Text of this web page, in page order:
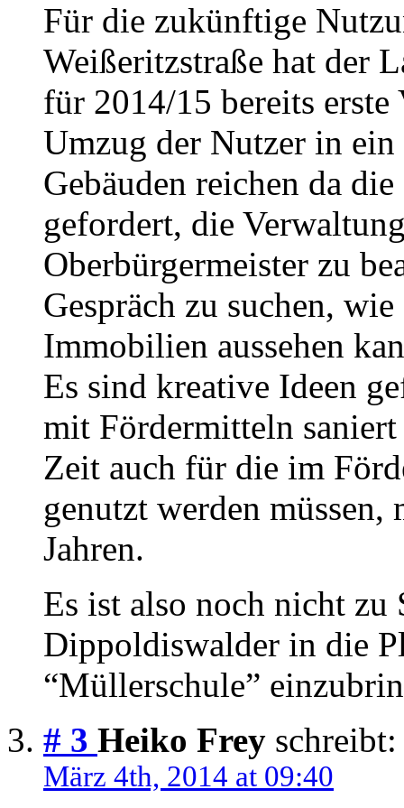
Für die zukünftige
Weißeritzstraße hat der
für 2014/15 bereits erste
Umzug der Nutzer in
Gebäuden reichen da
gefordert, die
Oberbürgermeister zu
Gespräch zu suchen,
Immobilien aussehen
Es sind kreative Ideen
mit Fördermitteln saniert
Zeit auch für die im
genutzt werden
Jahren.
Es ist also noch nicht zu
Dippoldiswalder in die
“Müllerschule”
# 3 Heiko Frey schreibt:
März 4th, 2014 at 09:40